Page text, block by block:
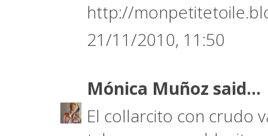
http://
21/11/2010, 11:50
Mónica Muñoz said...
El collarcito con crudo